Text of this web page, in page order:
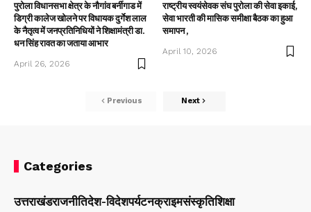
पुरोला विधानसभा क्षेत्र के नौगांव बर्नीगाड में
डिग्री कालेज खोलने पर विधायक दुर्गेश लाल
के नैतृत्व में जनप्रतिनिधियों ने शिक्षामंत्री डा.
धन सिंह रावत का जताया आभार
April 26, 2026
राष्ट्रीय स्वयंसेवक संघ पुरोला की सेवा इकाई,
सेवा भारती की मासिक समीक्षा बैठक का हुआ
समापन ,
April 10, 2026
Previous Next
Categories
उत्तराखंडराजनीतिदेश-विदेशपर्यटनक्राइमसंस्कृतिशिक्षा